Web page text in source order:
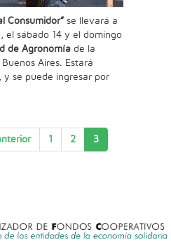
Consumidor” se llevará a
el sábado 14 y el domingo
de Agronomía de la
Aires. Estará
y se puede ingresar por
1 2 3